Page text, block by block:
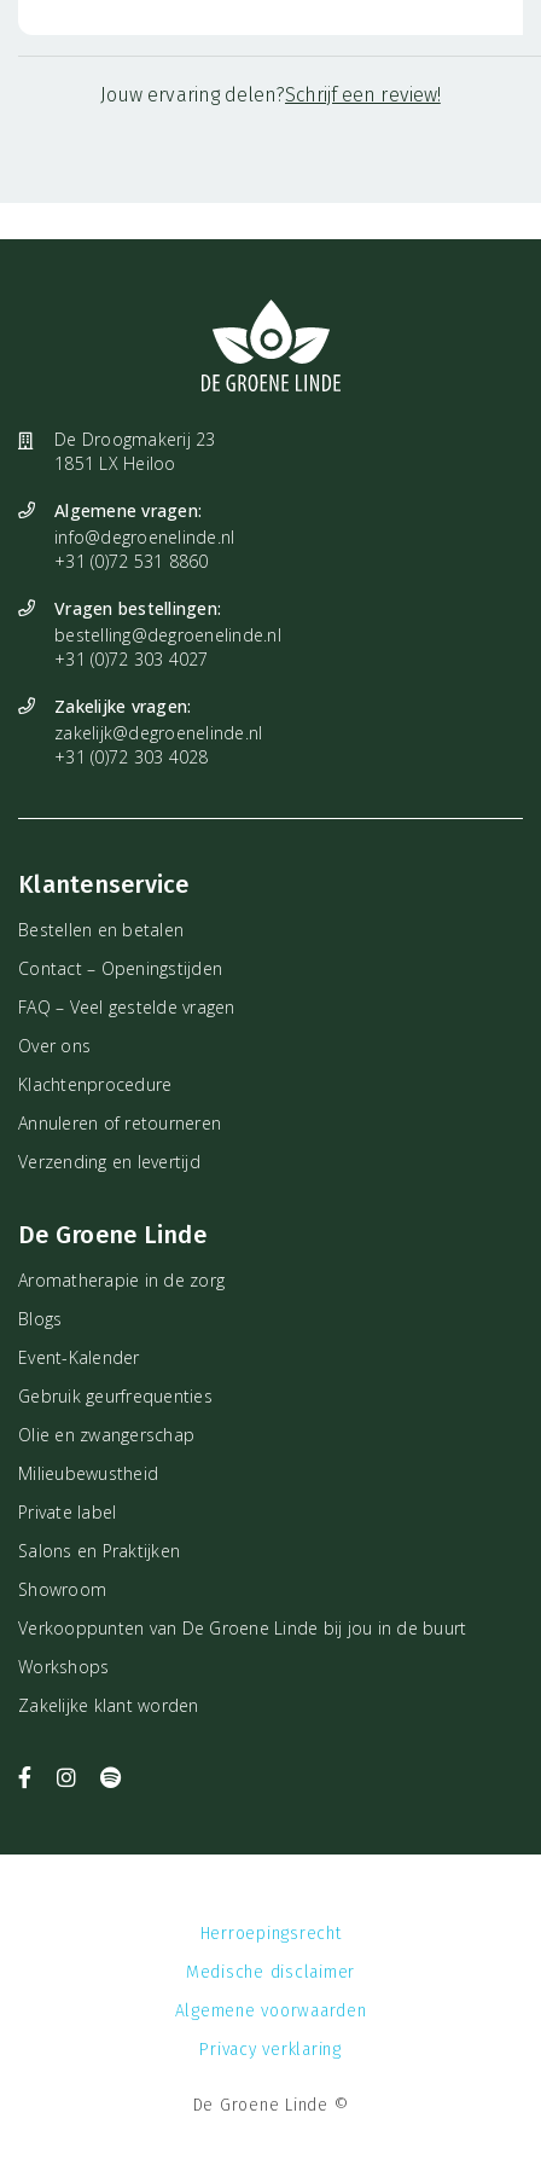
Jouw ervaring delen?Schrijf een review!
De Droogmakerij 23
1851 LX Heiloo
Algemene vragen:
info@degroenelinde.nl
+31 (0)72 531 8860
Vragen bestellingen:
bestelling@degroenelinde.nl
+31 (0)72 303 4027
Zakelijke vragen:
zakelijk@degroenelinde.nl
+31 (0)72 303 4028
Klantenservice
Bestellen en betalen
Contact – Openingstijden
FAQ – Veel gestelde vragen
Over ons
Klachtenprocedure
Annuleren of retourneren
Verzending en levertijd
De Groene Linde
Aromatherapie in de zorg
Blogs
Event-Kalender
Gebruik geurfrequenties
Olie en zwangerschap
Milieubewustheid
Private label
Salons en Praktijken
Showroom
Verkooppunten van De Groene Linde bij jou in de buurt
Workshops
Zakelijke klant worden
De Groene Linde ©
Herroepingsrecht
Medische disclaimer
Algemene voorwaarden
Privacy verklaring